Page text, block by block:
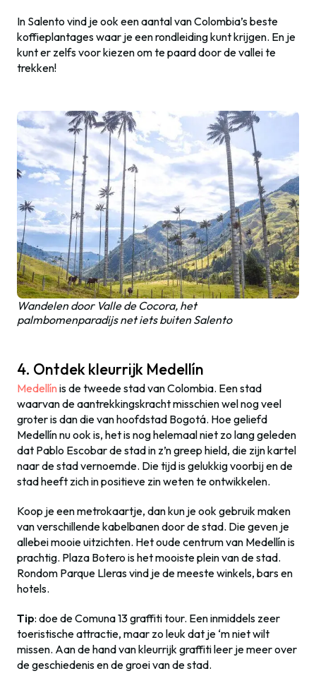
In Salento vind je ook een aantal van Colombia’s beste
koffieplantages waar je een rondleiding kunt krijgen. En je
kunt er zelfs voor kiezen om te paard door de vallei te
trekken!
Wandelen door Valle de Cocora, het
palmbomenparadijs net iets buiten Salento
4. Ontdek kleurrijk Medellín
Medellín is de tweede stad van Colombia. Een stad
waarvan de aantrekkingskracht misschien wel nog veel
groter is dan die van hoofdstad Bogotá. Hoe geliefd
Medellín nu ook is, het is nog helemaal niet zo lang geleden
dat Pablo Escobar de stad in z’n greep hield, die zijn kartel
naar de stad vernoemde. Die tijd is gelukkig voorbij en de
stad heeft zich in positieve zin weten te ontwikkelen.
Koop je een metrokaartje, dan kun je ook gebruik maken
van verschillende kabelbanen door de stad. Die geven je
allebei mooie uitzichten. Het oude centrum van Medellín is
prachtig. Plaza Botero is het mooiste plein van de stad.
Rondom Parque Lleras vind je de meeste winkels, bars en
hotels.
Tip: doe de Comuna 13 graffiti tour. Een inmiddels zeer
toeristische attractie, maar zo leuk dat je ‘m niet wilt
missen. Aan de hand van kleurrijk graffiti leer je meer over
de geschiedenis en de groei van de stad.